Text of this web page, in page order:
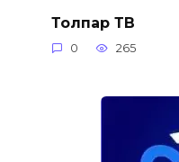
Толпар ТВ
0 265